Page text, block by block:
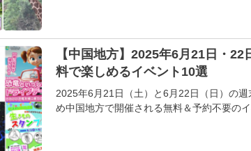
【中国地方】2025年6月21日・22
料で楽しめるイベント10選
2025年6月21日（土）と6月22日（日）の週
め中国地方で開催される無料＆予約不要の